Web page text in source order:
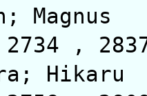
Magnus
,
Hikaru